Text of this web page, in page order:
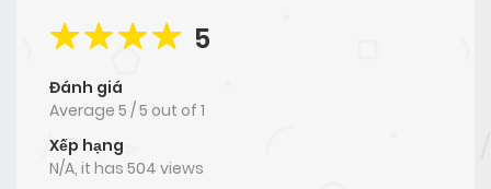
5
Đánh giá
Average 5 /5 out of 1
Xếp hạng
N/A, it has 504 views